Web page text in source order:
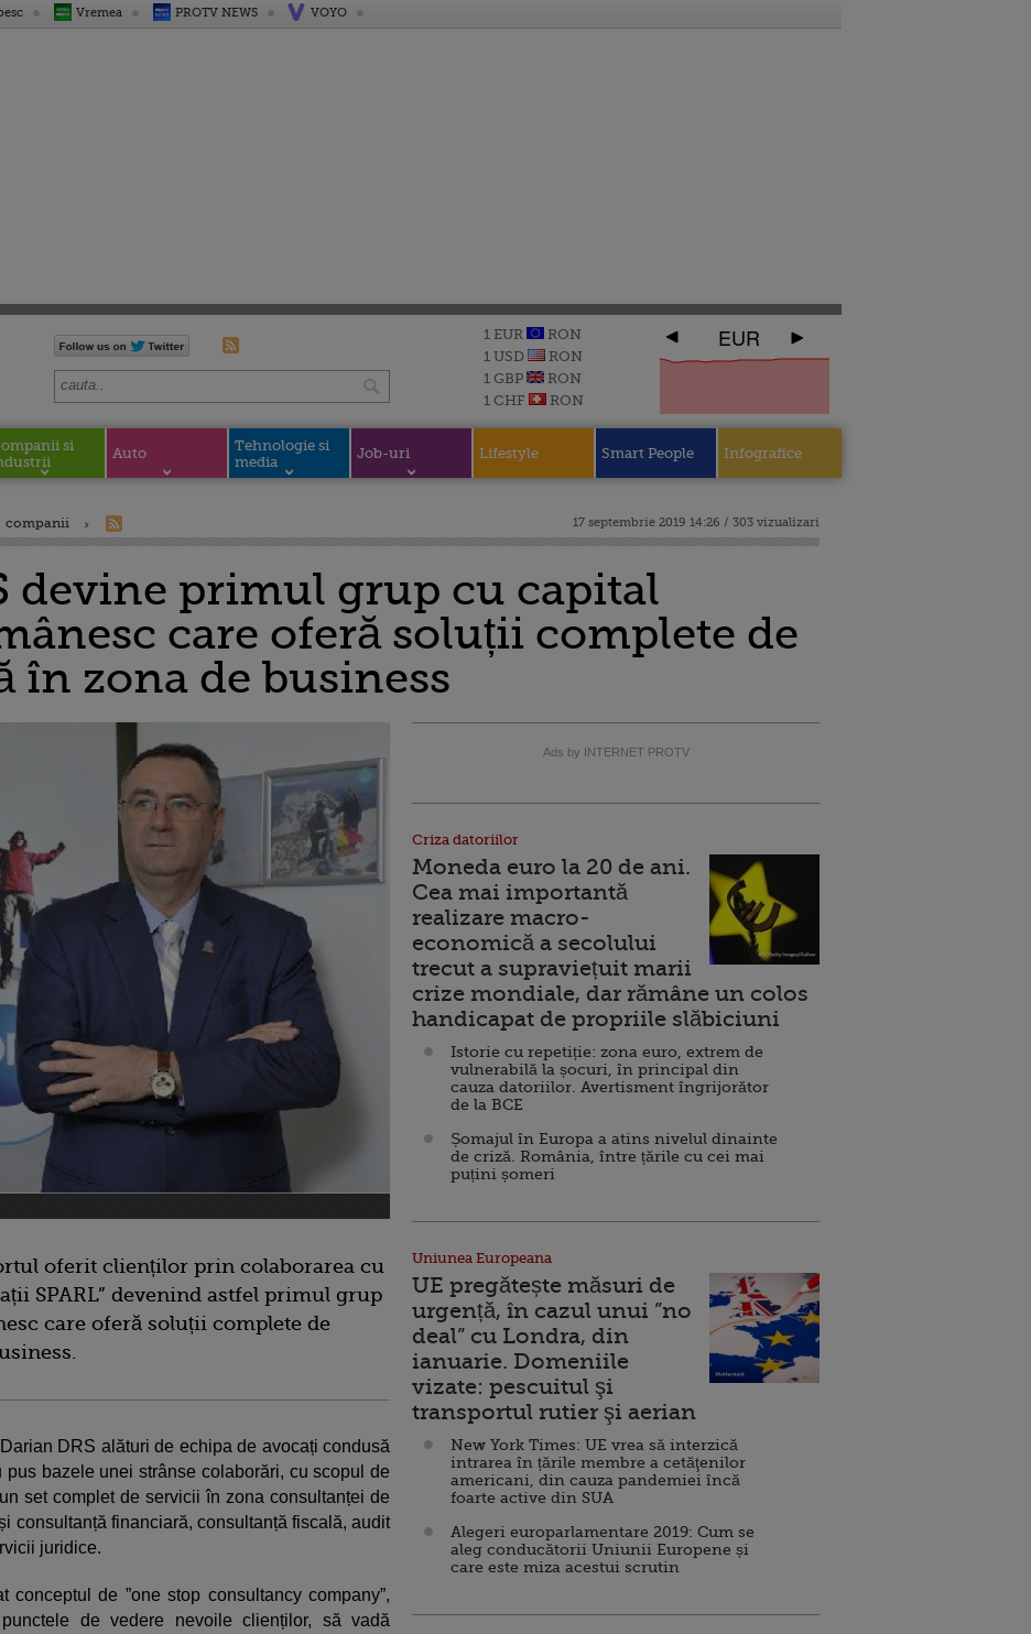
Vremea PROTV NEWS VOYO
1 EUR
RON
1 USD
RON
1 GBP
RON
1 CHF
RON
EUR
si
Auto
Tehnologie si
media
Job-uri Lifestyle Smart People Infografice
companii 17 septembrie 2019 14:26 / 303 vizualizari
devine primul grup cu capital
care oferă soluții complete de
în zona de business
oferit clienților prin colaborarea cu
SPARL” devenind astfel primul grup
care oferă soluții complete de
DRS alături de echipa de avocați condusă
bazele unei strânse colaborări, cu scopul de
set complet de servicii în zona consultanței de
consultanță financiară, consultanță fiscală, audit
juridice.
conceptul de ”one stop consultancy company”,
de vedere nevoile clienților, să vadă
Ads by INTERNET PROTV
Criza datoriilor
Moneda euro la 20 de ani.
Cea mai importantă
realizare macro-
economică a secolului
trecut a supraviețuit marii
crize mondiale, dar rămâne un colos
handicapat de propriile slăbiciuni
Istorie cu repetiție: zona euro, extrem de
vulnerabilă la șocuri, în principal din
cauza datoriilor. Avertisment îngrijorător
de la BCE
Șomajul în Europa a atins nivelul dinainte
de criză. România, între țările cu cei mai
puțini șomeri
Uniunea Europeana
UE pregătește măsuri de
urgență, în cazul unui ”no
deal” cu Londra, din
ianuarie. Domeniile
vizate: pescuitul şi
transportul rutier şi aerian
New York Times: UE vrea să interzică
intrarea în țările membre a cetăţenilor
americani, din cauza pandemiei încă
foarte active din SUA
Alegeri europarlamentare 2019: Cum se
aleg conducătorii Uniunii Europene și
care este miza acestui scrutin